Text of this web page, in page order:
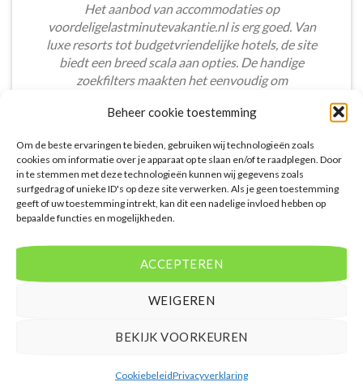
Beheer cookie toestemming
Om de beste ervaringen te bieden, gebruiken wij technologieën zoals
cookies om informatie over je apparaat op te slaan en/of te raadplegen. Door
in te stemmen met deze technologieën kunnen wij gegevens zoals
surfgedrag of unieke ID's op deze site verwerken. Als je geen toestemming
geeft of uw toestemming intrekt, kan dit een nadelige invloed hebben op
bepaalde functies en mogelijkheden.
ACCEPTEREN
WEIGEREN
BEKIJK VOORKEUREN
CookiebeleidPrivacyverklaring
Het aanbod van accommodaties op
voordeligelastminutevakantie.nl is erg goed. Van
luxe resorts tot budgetvriendelijke hotels, de site
biedt een breed scala aan opties. De handige
zoekfilters maakten het eenvoudig om
voorkeuren en budget.
Tim Beukers/Tilburg
Het boeken van een lastminute vakantie via